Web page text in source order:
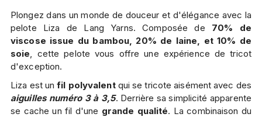
Plongez dans un monde de douceur et d'élégance avec la
pelote Liza de Lang Yarns. Composée de 70% de
viscose issue du bambou, 20% de laine, et 10% de
soie , cette pelote vous offre une expérience de tricot
d'exception.
Liza est unfil polyvalentqui se tricote aisément avec des
aiguilles numéro 3 à 3,5. Derrière sa simplicité apparente
se cache un fil d'une grande qualité. La combinaison du